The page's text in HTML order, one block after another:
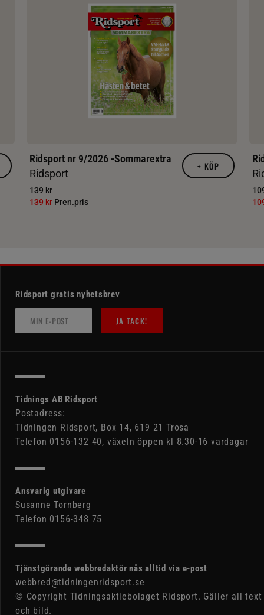
Ridsport nr 9/2026 -Sommarextra
Ridsport
139 kr
139 kr Pren.pris
+ KÖP
Ridsport gratis nyhetsbrev
JA TACK!
Tidnings AB Ridsport
Postadress:
Tidningen Ridsport, Box 14, 619 21 Trosa
Telefon 0156-132 40, växeln öppen kl 8.30-16 vardagar
Ansvarig utgivare
Susanne Tornberg
Telefon 0156-348 75
Tjänstgörande webbredaktör nås alltid via e-post
webbred@tidningenridsport.se
© Copyright Tidningsaktiebolaget Ridsport. Gäller all text
och bild.